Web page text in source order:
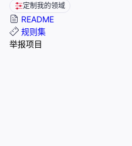
定制我的领域
README
规则集
举报项目